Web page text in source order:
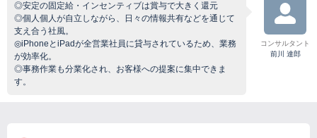
◎安定の固定給・インセンティブは賞与で大きく還元
◎個人個人が自立しながら、日々の情報共有などを通じて
支え合う社風。
◎iPhoneとiPadが全営業社員に貸与されているため、業務
が効率化。
◎事務作業も分業化され、お客様への提案に集中できま
す。
コンサルタント
前川 達郎